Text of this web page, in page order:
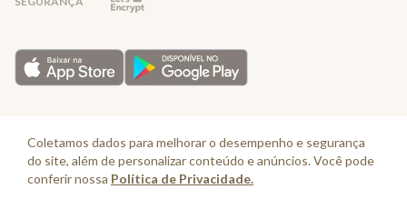
Coletamos dados para melhorar o desempenho e segurança
do site, além de personalizar conteúdo e anúncios. Você pode
conferir nossa Política de Privacidade.
sexta-feira até as 16:30, exceto feriados - Rua Alpont, 428 nível 2 - Bairro
Capuava Mauá - São Paulo, CEP: 09380-115 - Valisere Comércio de Roupas e
Acessórios Ltda - CNPJ: 57.484.768/0064-89